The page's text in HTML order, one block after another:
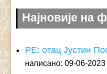
Најновије на
РЕ: отац Јустин
написано: 09-06-2023